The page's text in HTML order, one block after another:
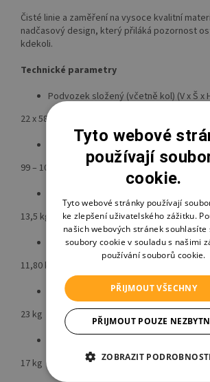
Čisté linie a zaměření na vysoce kvalitní
nadčasový design, který přiláká pozornost
kdekoli.
Technické parametry
Podvozek složený (včetně kol) (V x Š x
22 x 58 x 83 cm
Výška rukojeti
99 – 102 cm
13,5 kg
Hmotnost podvozku a koleček
11,80 kg
Maximální nosnost
23 kg
17 kg
Tyto webové
používají
cookie.
Tyto webové stránky používají
ke zlepšení uživatelského zážitku.
našich webových stránek souhlasíte
soubory cookie v souladu s našimi
používání souborů cookie.
PŘIJMOUT VŠECHNY
PŘIJMOUT POUZE
ZOBRAZIT PODROBNOSTI